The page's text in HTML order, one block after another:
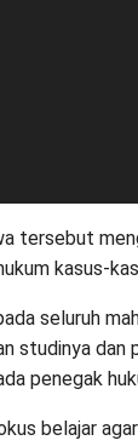
tersebut
kasus-
seluruh
studinya dan
penegak
belajar